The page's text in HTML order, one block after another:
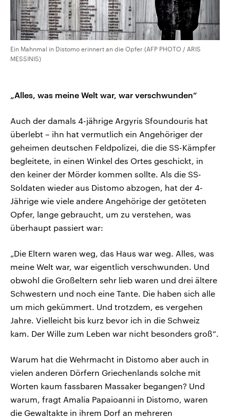
Ein Mahnmal in Distomo erinnert an die Opfer (AFP PHOTO / ARIS
MESSINIS)
„Alles, was meine Welt war, war verschwunden“
Auch der damals 4-jährige Argyris Sfoundouris hat
überlebt – ihn hat vermutlich ein Angehöriger der
geheimen deutschen Feldpolizei, die die SS-Kämpfer
begleitete, in einen Winkel des Ortes geschickt, in
den keiner der Mörder kommen sollte. Als die SS-
Soldaten wieder aus Distomo abzogen, hat der 4-
Jährige wie viele andere Angehörige der getöteten
Opfer, lange gebraucht, um zu verstehen, was
überhaupt passiert war:
„Die Eltern waren weg, das Haus war weg. Alles, was
meine Welt war, war eigentlich verschwunden. Und
obwohl die Großeltern sehr lieb waren und drei ältere
Schwestern und noch eine Tante. Die haben sich alle
um mich gekümmert. Und trotzdem, es vergehen
Jahre. Vielleicht bis kurz bevor ich in die Schweiz
kam. Der Wille zum Leben war nicht besonders groß“.
Warum hat die Wehrmacht in Distomo aber auch in
vielen anderen Dörfern Griechenlands solche mit
Worten kaum fassbaren Massaker begangen? Und
warum, fragt Amalia Papaioanni in Distomo, waren
die Gewaltakte in ihrem Dorf an mehreren